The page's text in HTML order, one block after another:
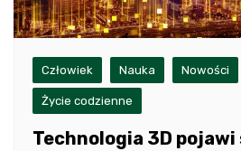
Człowiek Nauka Nowości
Życie codzienne
Technologia 3D